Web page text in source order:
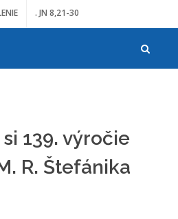
. JN 8,21-30
139. výročie
R. Štefánika